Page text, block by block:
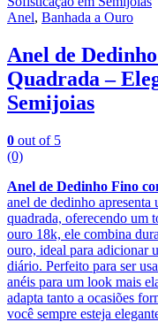
Anel, Banhada a Ouro
Anel de
Quadrada –
Semijoias
0 out of 5
(0)
Anel de Dedinho Fino
anel de dedinho
quadrada, oferecendo um
ouro 18k, ele combina
ouro, ideal para adicionar
diário. Perfeito para ser
anéis para um look mais
adapta tanto a ocasiões
você sempre esteja